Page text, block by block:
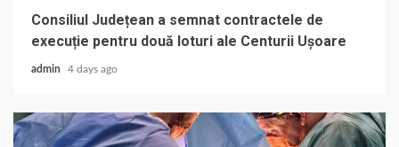
Consiliul Județean a semnat contractele de
execuție pentru două loturi ale Centurii Ușoare
admin 4 days ago